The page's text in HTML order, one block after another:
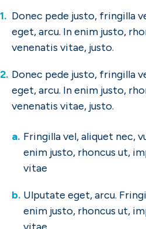
Donec pede justo, fringilla
eget, arcu. In enim justo,
venenatis vitae, justo.
Donec pede justo, fringilla
eget, arcu. In enim justo,
venenatis vitae, justo.
Fringilla vel, aliquet nec,
enim justo, rhoncus ut,
vitae
Ulputate eget, arcu.
enim justo, rhoncus ut,